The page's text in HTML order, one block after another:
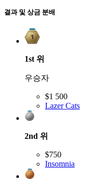
결과 및 상금 분배
1st 위
우승자
$1 500
Lazer Cats
2nd 위
$750
Insomnia